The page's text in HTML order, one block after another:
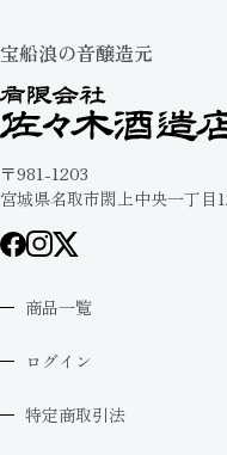
宝船浪の音醸造元
〒981-1203
宮城県名取市閖上中央一丁目
商品一覧
ログイン
特定商取引法